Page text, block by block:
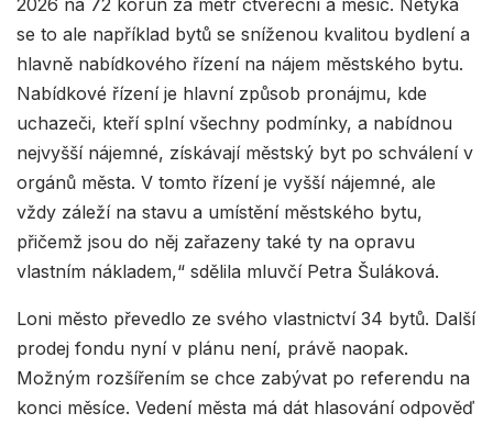
se to ale například bytů se sníženou kvalitou bydlení a
hlavně nabídkového řízení na nájem městského bytu.
Nabídkové řízení je hlavní způsob pronájmu, kde
uchazeči, kteří splní všechny podmínky, a nabídnou
nejvyšší nájemné, získávají městský byt po schválení v
orgánů města. V tomto řízení je vyšší nájemné, ale
vždy záleží na stavu a umístění městského bytu,
přičemž jsou do něj zařazeny také ty na opravu
vlastním nákladem,“ sdělila mluvčí Petra Šuláková.
Loni město převedlo ze svého vlastnictví 34 bytů. Další
prodej fondu nyní v plánu není, právě naopak.
Možným rozšířením se chce zabývat po referendu na
konci měsíce. Vedení města má dát hlasování odpověď